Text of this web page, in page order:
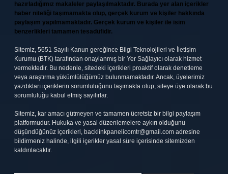
hazırladığımız makaleler paylaşılmaktadır. Burada yer alan içerikler
haber niteliği taşımamakta olup, gerçek kurum ve kişiler hakkında
paylaşım yapılmamaktadır. Gerçek kurum ve kişiler ile isim
benzerlikleri tamamen tesadüfidir.
Sitemiz, 5651 Sayılı Kanun gereğince Bilgi Teknolojileri ve İletişim
Kurumu (BTK) tarafından onaylanmış bir Yer Sağlayıcı olarak hizmet
vermektedir. Bu nedenle, sitedeki içerikleri proaktif olarak denetleme
veya araştırma yükümlülüğümüz bulunmamaktadır. Ancak, üyelerimiz
yazdıkları içeriklerin sorumluluğunu taşımakta olup, siteye üye olarak bu
sorumluluğu kabul etmiş sayılırlar.
Sitemiz, kar amacı gütmeyen ve tamamen ücretsiz bir bilgi paylaşım
platformudur. Hukuka ve yasal düzenlemelere aykırı olduğunu
düşündüğünüz içerikleri, backlinkpanelicomtr@gmail.com adresine
bildirmeniz halinde, ilgili içerikler yasal süre içerisinde sitemizden
kaldırılacaktır.